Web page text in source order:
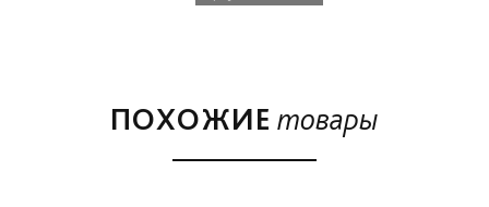
ПОХОЖИЕ товары